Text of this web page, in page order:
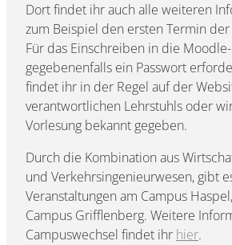
Dort findet ihr auch alle weiteren
zum Beispiel den ersten Termin der
Für das Einschreiben in die
gegebenenfalls ein Passwort
findet ihr in der Regel auf der
verantwortlichen Lehrstuhls oder
Vorlesung bekannt gegeben.
Durch die Kombination aus
und Verkehrsingenieurwesen, gibt
Veranstaltungen am Campus
Campus Grifflenberg. Weitere
Campuswechsel findet ihr hier.